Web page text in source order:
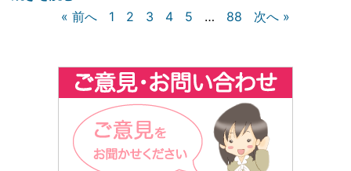
« 前へ
1 2 3 4 5 … 88 次へ »